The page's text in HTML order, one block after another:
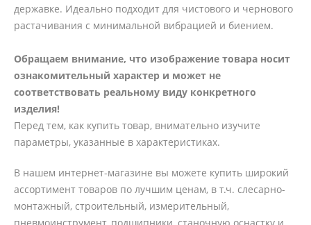
державке. Идеально подходит для чистового и чернового
растачивания с минимальной вибрацией и биением.
Обращаем внимание, что изображение товара носит
ознакомительный характер и может не
соответствовать реальному виду конкретного
изделия!
Перед тем, как купить товар, внимательно изучите
параметры, указанные в характеристиках.
В нашем интернет-магазине вы можете купить широкий
ассортимент товаров по лучшим ценам, в т.ч. слесарно-
монтажный, строительный, измерительный,